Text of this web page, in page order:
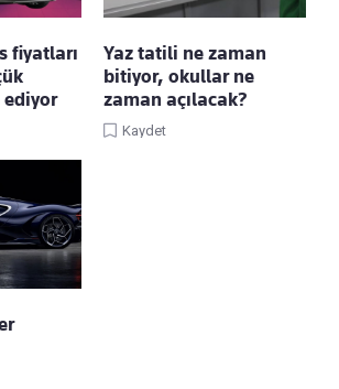
fiyatları
ediyor
Yaz tatili ne zaman
bitiyor, okullar ne
zaman açılacak?
Kaydet